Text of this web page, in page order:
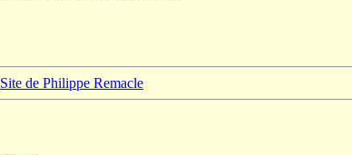
Site de Philippe Remacle